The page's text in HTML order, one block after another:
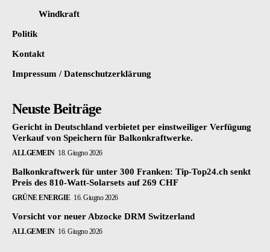
Windkraft
Politik
Kontakt
Impressum / Datenschutzerklärung
Neuste Beiträge
Gericht in Deutschland verbietet per einstweiliger Verfügung
Verkauf von Speichern für Balkonkraftwerke.
ALLGEMEIN 18. Giugno 2026
Balkonkraftwerk für unter 300 Franken: Tip-Top24.ch senkt
Preis des 810-Watt-Solarsets auf 269 CHF
GRÜNE ENERGIE 16. Giugno 2026
Vorsicht vor neuer Abzocke DRM Switzerland
ALLGEMEIN 16. Giugno 2026